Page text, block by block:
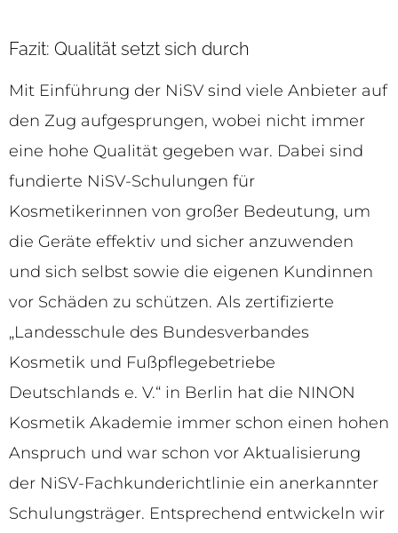
Fazit: Qualität setzt sich durch
Mit Einführung der NiSV sind viele Anbieter auf
den Zug aufgesprungen, wobei nicht immer
eine hohe Qualität gegeben war. Dabei sind
fundierte NiSV-Schulungen für
Kosmetikerinnen von großer Bedeutung, um
die Geräte effektiv und sicher anzuwenden
und sich selbst sowie die eigenen Kundinnen
vor Schäden zu schützen. Als zertifizierte
„Landesschule des Bundesverbandes
Kosmetik und Fußpflegebetriebe
Deutschlands e. V.“ in Berlin hat die NINON
Kosmetik Akademie immer schon einen hohen
Anspruch und war schon vor Aktualisierung
der NiSV-Fachkunderichtlinie ein anerkannter
Schulungsträger. Entsprechend entwickeln wir